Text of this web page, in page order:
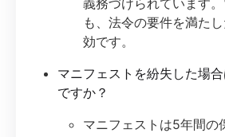
義務づけられています
も、法令の要件を満た
効です。
マニフェストを紛失した場
ですか？
マニフェストは5年間の